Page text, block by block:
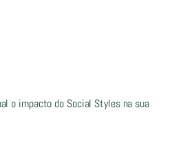
o impacto do Social Styles na sua